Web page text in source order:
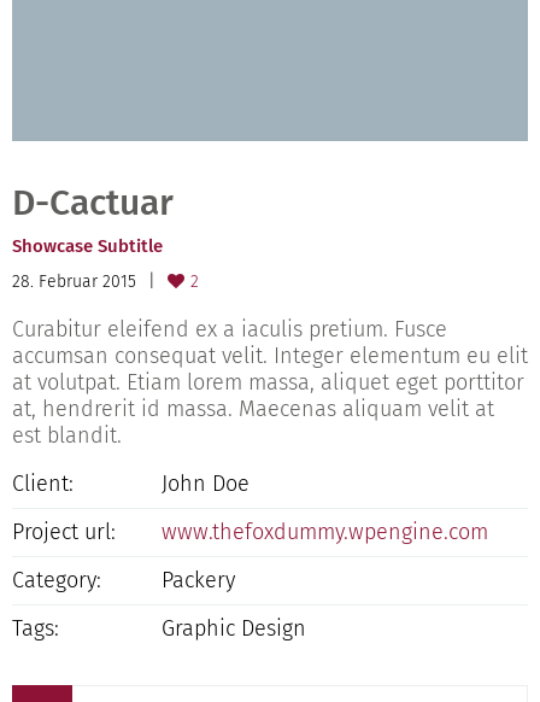
D-Cactuar
Showcase Subtitle
28. Februar 2015 2
Curabitur eleifend ex a iaculis pretium. Fusce
accumsan consequat velit. Integer elementum eu elit
at volutpat. Etiam lorem massa, aliquet eget porttitor
at, hendrerit id massa. Maecenas aliquam velit at
est blandit.
Client:
John Doe
Project url:
www.thefoxdummy.wpengine.com
Category:
Packery
Tags:
Graphic Design